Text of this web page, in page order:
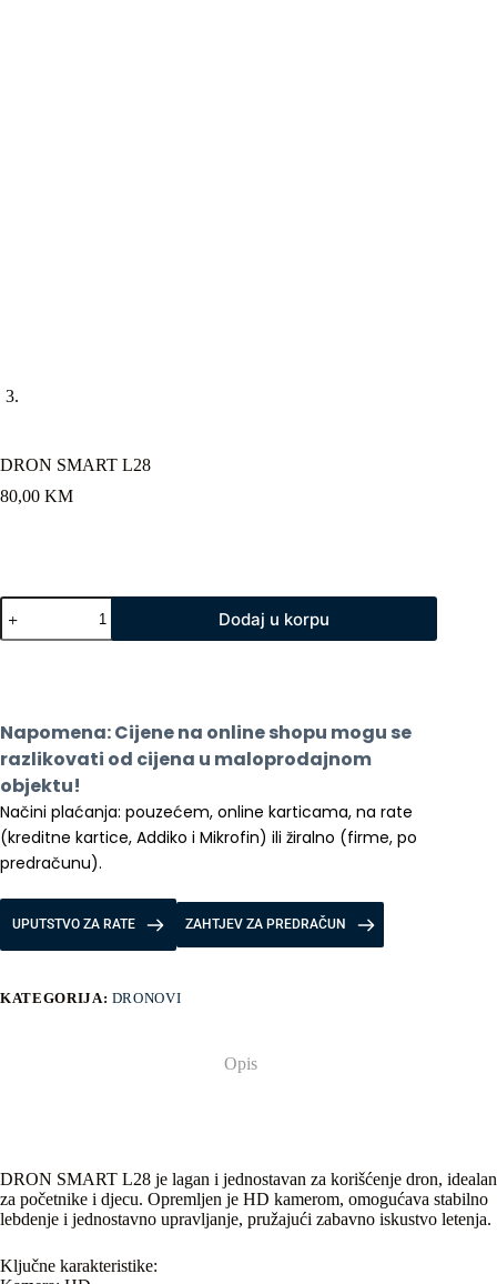
DRON SMART L28
80,00 KM
DRON
SMART
L28
Dodaj u korpu
Napomena: Cijene na online shopu mogu se
razlikovati od cijena u maloprodajnom
objektu!
Načini plaćanja: pouzećem, online karticama, na rate
(kreditne kartice, Addiko i Mikrofin) ili žiralno (firme, po
predračunu).
UPUTSTVO ZA RATE ZAHTJEV ZA PREDRAČUN
KATEGORIJA: DRONOVI
Opis
DRON SMART L28 je lagan i jednostavan za korišćenje dron, idealan
za početnike i djecu. Opremljen je HD kamerom, omogućava stabilno
lebdenje i jednostavno upravljanje, pružajući zabavno iskustvo letenja.
Ključne karakteristike: